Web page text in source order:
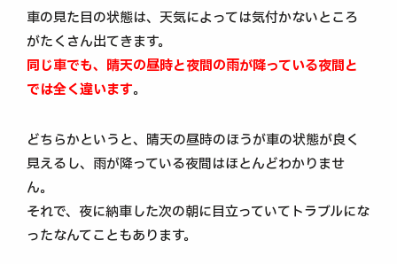
車の見た目の状態は、天気によっては気付かないところ
がたくさん出てきます。
同じ車でも、晴天の昼時と夜間の雨が降っている夜間と
では全く違います。
どちらかというと、晴天の昼時のほうが車の状態が良く
見えるし、雨が降っている夜間はほとんどわかりませ
ん。
それで、夜に納車した次の朝に目立っていてトラブルにな
ったなんてこともあります。